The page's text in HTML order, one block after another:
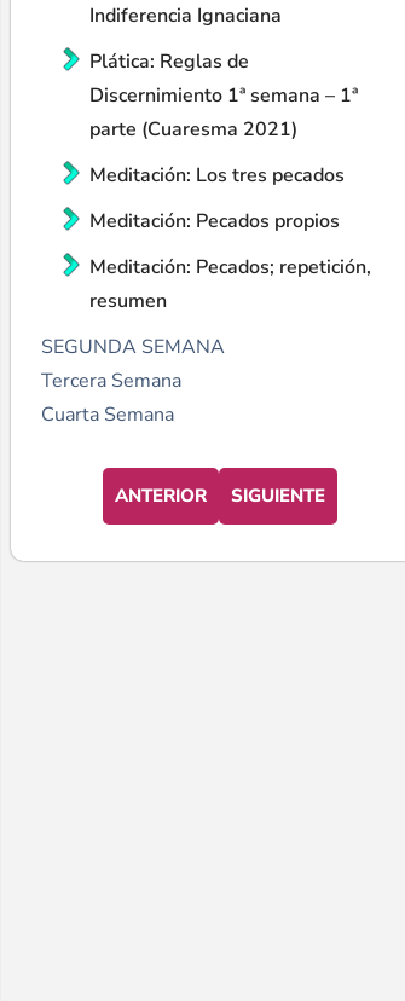
Indiferencia Ignaciana
Plática: Reglas de
Discernimiento 1ª semana – 1ª
parte (Cuaresma 2021)
Meditación: Los tres pecados
Meditación: Pecados propios
Meditación: Pecados; repetición,
resumen
SEGUNDA SEMANA
Tercera Semana
Cuarta Semana
ANTERIOR SIGUIENTE